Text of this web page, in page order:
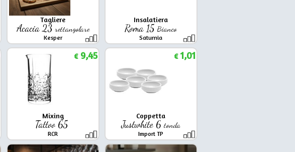
Tagliere
Acacia 23 rettangolare
Kesper
Insalatiera
Roma 15 Bianco
Saturnia
Mixing
Tattoo 65
RCR
€9,45
Coppetta
Justwhite 6 tonda
Import TP
€1,01